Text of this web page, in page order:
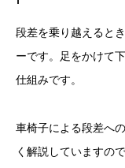
段差を乗り越えると
ーです。足をかけて
仕組みです。
車椅子による段差へ
く解説していますの